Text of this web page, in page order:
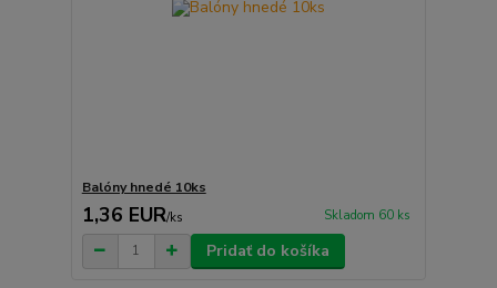
Balóny hnedé 10ks
1,36 EUR/ks Skladom 60 ks
Pridať do košíka